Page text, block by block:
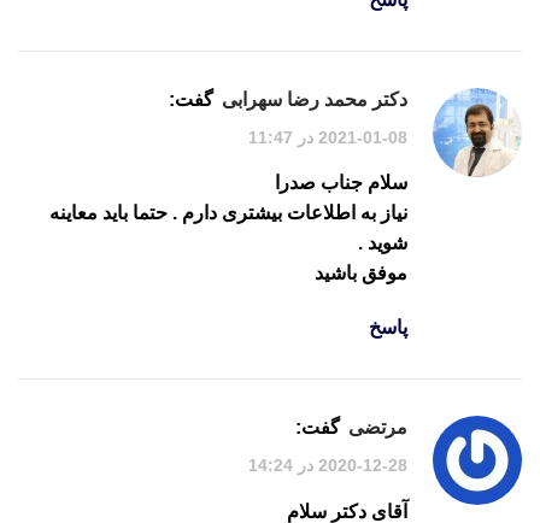
دکتر محمد رضا سهرابی گفت:
2021-01-08 در 11:47
سلام جناب صدرا
نیاز به اطلاعات بیشتری دارم . حتما باید معاینه
شوید .
موفق باشید
پاسخ
مرتضی گفت:
2020-12-28 در 14:24
آقای دکتر سلام